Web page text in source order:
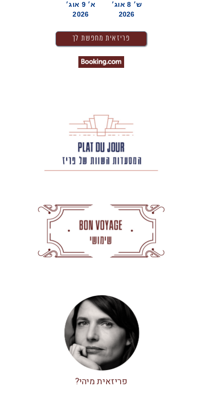
ש׳ 8 אוג׳
2026
א׳ 9 אוג׳
2026
פריזאית מיהי?